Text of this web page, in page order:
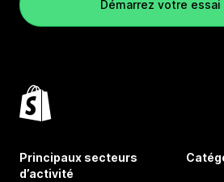
Démarrez votre
Principaux secteurs
d’activité